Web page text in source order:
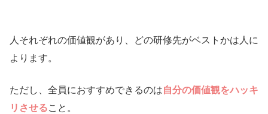
人それぞれの価値観があり、どの研修先がベストかは人に
よります。
ただし、全員におすすめできるのは自分の価値観をハッキ
リさせること。